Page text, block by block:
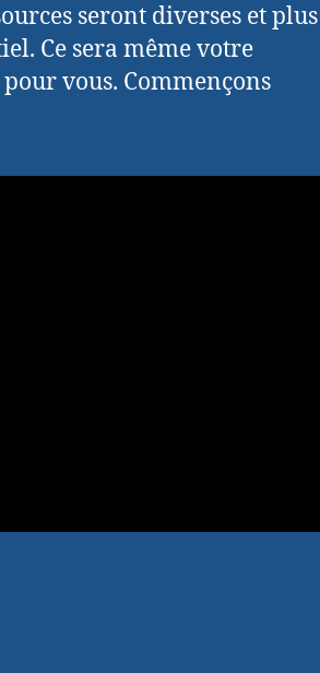
seront diverses et plus
Ce sera même votre
vous. Commençons